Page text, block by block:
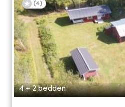
(4)
4 + 2 bedden